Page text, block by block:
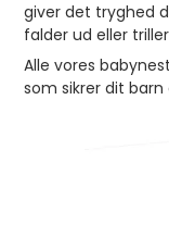
giver det tryghed
falder ud eller
Alle vores
som sikrer dit